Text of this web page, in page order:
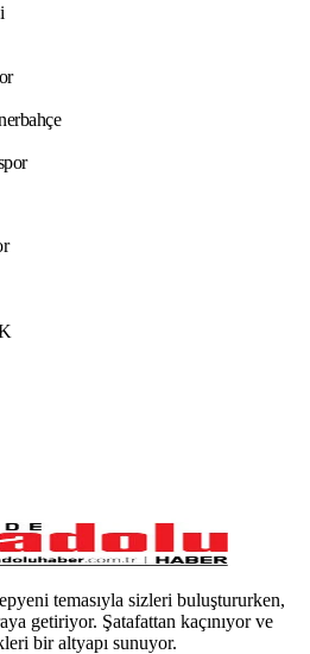
temasıyla sizleri buluştururken,
getiriyor. Şatafattan kaçınıyor ve
bir altyapı sunuyor.